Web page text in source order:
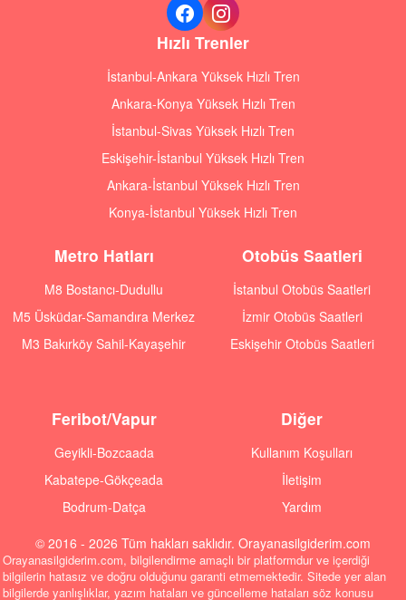
Hızlı Trenler
İstanbul-Ankara Yüksek Hızlı Tren
Ankara-Konya Yüksek Hızlı Tren
İstanbul-Sivas Yüksek Hızlı Tren
Eskişehir-İstanbul Yüksek Hızlı Tren
Ankara-İstanbul Yüksek Hızlı Tren
Konya-İstanbul Yüksek Hızlı Tren
Metro Hatları
M8 Bostancı-Dudullu
M5 Üsküdar-Samandıra Merkez
M3 Bakırköy Sahil-Kayaşehir
Otobüs Saatleri
İstanbul Otobüs Saatleri
İzmir Otobüs Saatleri
Eskişehir Otobüs Saatleri
Feribot/Vapur
Geyikli-Bozcaada
Kabatepe-Gökçeada
Bodrum-Datça
Diğer
Kullanım Koşulları
İletişim
Yardım
© 2016 - 2026 Tüm hakları saklıdır. Orayanasilgiderim.com
Orayanasilgiderim.com, bilgilendirme amaçlı bir platformdur ve içerdiği
bilgilerin hatasız ve doğru olduğunu garanti etmemektedir. Sitede yer alan
bilgilerde yanlışlıklar, yazım hataları ve güncelleme hataları söz konusu